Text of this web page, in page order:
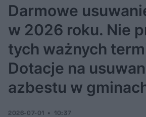
2026 roku. Nie przegap tych ważnych
azbestu w gminach
Darmowe
w 2026 roku. Nie
tych ważnych
Dotacje na
azbestu w
2026-07-01 10:37